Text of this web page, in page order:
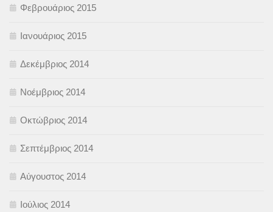
Φεβρουάριος 2015
Ιανουάριος 2015
Δεκέμβριος 2014
Νοέμβριος 2014
Οκτώβριος 2014
Σεπτέμβριος 2014
Αύγουστος 2014
Ιούλιος 2014